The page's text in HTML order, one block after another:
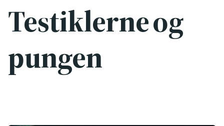
Testiklerne og
pungen